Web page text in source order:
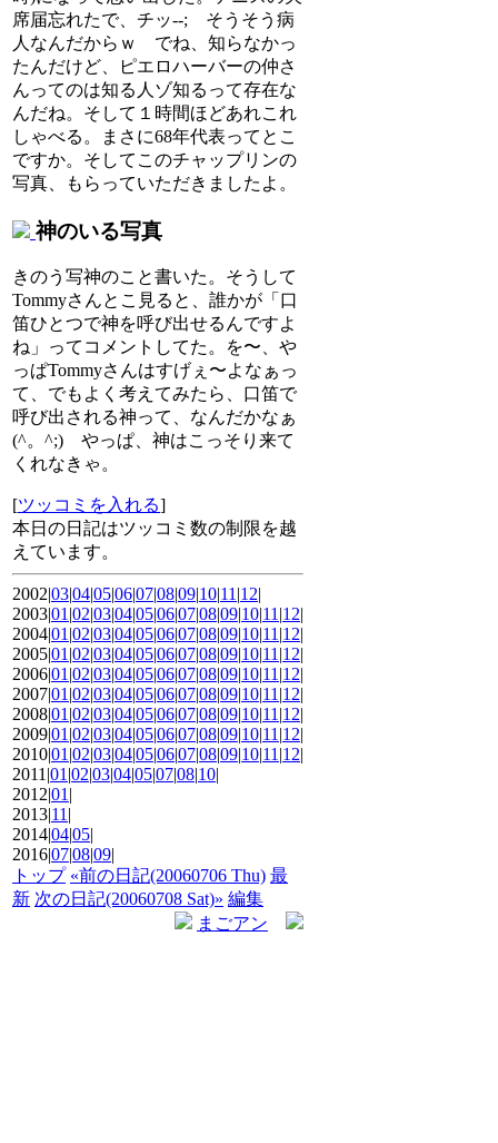
席届忘れたで、チッ--; そうそう病
人なんだからｗ でね、知らなかっ
たんだけど、ピエロハーバーの仲さ
んってのは知る人ゾ知るって存在な
んだね。そして１時間ほどあれこれ
しゃべる。まさに68年代表ってとこ
ですか。そしてこのチャップリンの
写真、もらっていただきましたよ。
神のいる写真
きのう写神のこと書いた。そうして
Tommyさんとこ見ると、誰かが「口
笛ひとつで神を呼び出せるんですよ
ね」ってコメントしてた。を〜、や
っぱTommyさんはすげぇ〜よなぁっ
て、でもよく考えてみたら、口笛で
呼び出される神って、なんだかなぁ
(^。^;) やっぱ、神はこっそり来て
くれなきゃ。
[ツッコミを入れる]
本日の日記はツッコミ数の制限を越
えています。
2002|03|04|05|06|07|08|09|10|11 |12|
2003|01 |02|03|04|05|06|07|08|09|10|11 |12|
2004|01 |02|03|04|05|06|07|08|09|10|11 |12|
2005|01 |02|03|04|05|06|07|08|09|10|11 |12|
2006|01 |02|03|04|05|06|07|08|09|10|11 |12|
2007|01 |02|03|04|05|06|07|08|09|10|11 |12|
2008|01 |02|03|04|05|06|07|08|09|10|11 |12|
2009|01 |02|03|04|05|06|07|08|09|10|11 |12|
2010|01 |02|03|04|05|06|07|08|09|10|11 |12|
2011|01 |02|03|04|05|07|08|10|
2012|01 |
2013|11 |
2014|04|05|
2016|07|08|09|
トップ «前の日記(20060706 Thu) 最
新 次の日記(20060708 Sat)» 編集
まごアン